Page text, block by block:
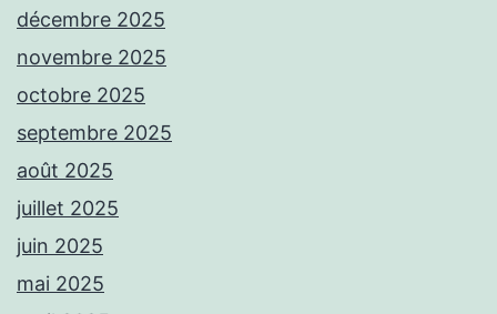
décembre 2025
novembre 2025
octobre 2025
septembre 2025
août 2025
juillet 2025
juin 2025
mai 2025